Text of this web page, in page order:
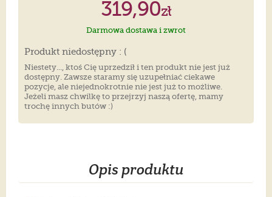
319,90zł
Darmowa dostawa i zwrot
Produkt niedostępny : (
Niestety..., ktoś Cię uprzedził i ten produkt nie jest już
dostępny. Zawsze staramy się uzupełniać ciekawe
pozycje, ale niejednokrotnie nie jest już to możliwe.
Jeżeli masz chwilkę to przejrzyj naszą ofertę, mamy
trochę innych butów :)
Opis produktu